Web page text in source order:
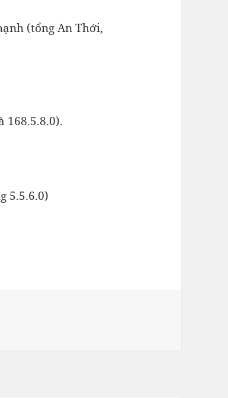
(tổng An Thới,
168.5.8.0).
5.5.6.0)